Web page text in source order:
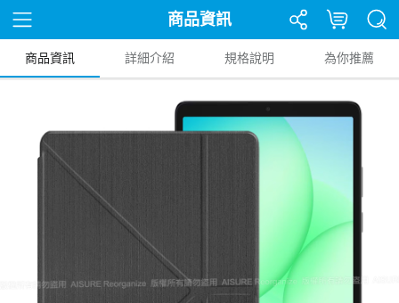
商品資訊
商品資訊 詳細介紹 規格說明 為你推薦